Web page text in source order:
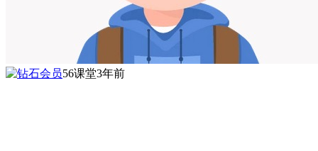
56课堂3年前